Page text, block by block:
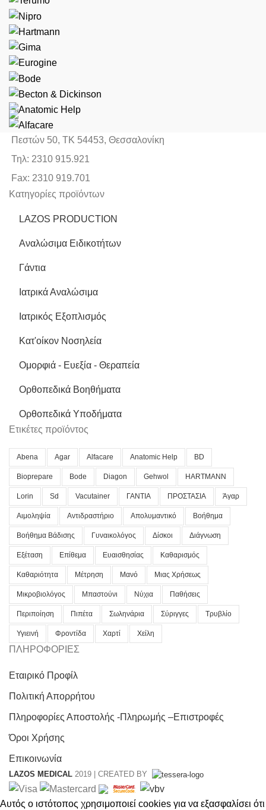
Πεστών 50, ΤΚ 54453, Θεσσαλονίκη
Τηλ: 2310 915.921
Fax: 2310 919.701
Κατηγορίες προϊόντων
LAZOS PRODUCTION
Αναλώσιμα Ειδικοτήτων
Γάντια
Ιατρικά Αναλώσιμα
Ιατρικός Εξοπλισμός
Κατ'οίκον Νοσηλεία
Ομορφιά - Ευεξία - Θεραπεία
Ορθοπεδικά Βοηθήματα
Ορθοπεδικά Υποδήματα
Ετικέτες προϊόντος
Abena Agar Alfacare Anatomic Help BD
Bioprepare Bode Diagon Gehwol HARTMANN
Lorin Sd Vacutainer ΓΑΝΤΙΑ ΠΡΟΣΤΑΣΙΑ Άγαρ
Αιμοληψία Αντιδραστήριο Απολυμαντικό Βοήθημα
Βοήθημα Βάδισης Γυναικολόγος Δίσκοι Διάγνωση
Εξέταση Επίθεμα Ευαισθησίας Καθαρισμός
Καθαριότητα Μέτρηση Μανό Μιας Χρήσεως
Μικροβιολόγος Μπαστούνι Νύχια Παθήσεις
Περιποίηση Πιπέτα Σωληνάρια Σύριγγες Τρυβλίο
Υγιεινή Φροντίδα Χαρτί Χείλη
ΠΛΗΡΟΦΟΡΙΕΣ
Εταιρικό Προφίλ
Πολιτική Απορρήτου
Πληροφορίες Αποστολής -Πληρωμής –Επιστροφές
Όροι Χρήσης
Επικοινωνία
LAZOS MEDICAL 2019 | CREATED BY
Αυτός ο ιστότοπος χρησιμοποιεί cookies για να εξασφαλίσει ότι